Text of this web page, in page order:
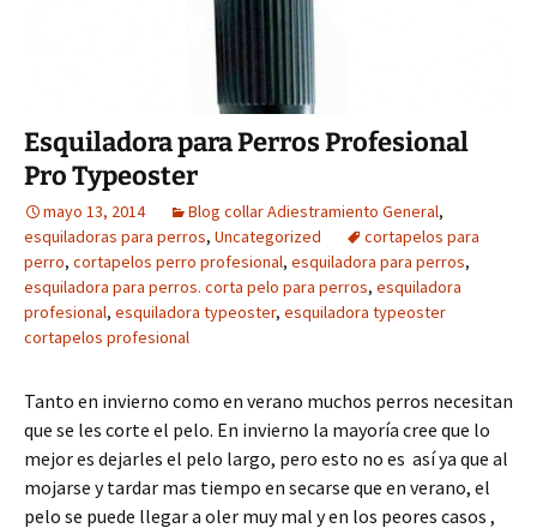
Esquiladora para Perros Profesional
Pro Typeoster
mayo 13, 2014 Blog collar Adiestramiento General,
esquiladoras para perros, Uncategorized
cortapelos para
perro, cortapelos perro profesional, esquiladora para perros,
esquiladora para perros. corta pelo para perros, esquiladora
profesional, esquiladora typeoster, esquiladora typeoster
cortapelos profesional
Tanto en invierno como en verano muchos perros necesitan
que se les corte el pelo. En invierno la mayoría cree que lo
mejor es dejarles el pelo largo, pero esto no es así ya que al
mojarse y tardar mas tiempo en secarse que en verano, el
pelo se puede llegar a oler muy mal y en los peores casos ,